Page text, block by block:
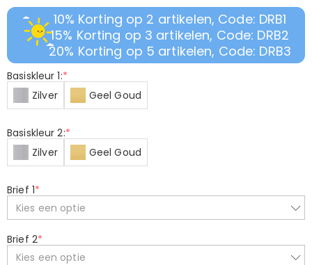
10% Korting op 2 artikelen, Code: DRB1
15% Korting op 3 artikelen, Code: DRB2
20% Korting op 5 artikelen, Code: DRB3
Basiskleur 1:*
Zilver
Geel Goud
Basiskleur 2:*
Zilver
Geel Goud
Brief 1*
Kies een optie
Brief 2*
Kies een optie